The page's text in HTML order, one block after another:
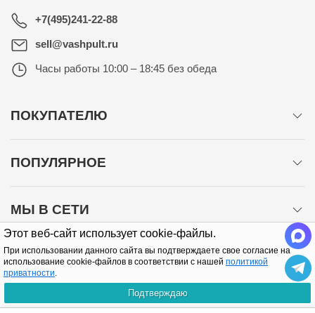
Этот веб-сайт использует cookie-файлы.
При использовании данного сайта вы подтверждаете свое согласие на
использование cookie-файлов в соответствии с нашей политикой
приватности.
Подтверждаю
+7(495)241-22-88
sell@vashpult.ru
Часы работы 10:00 – 18:45 без обеда
ПОКУПАТЕЛЮ
ПОПУЛЯРНОЕ
МЫ В СЕТИ